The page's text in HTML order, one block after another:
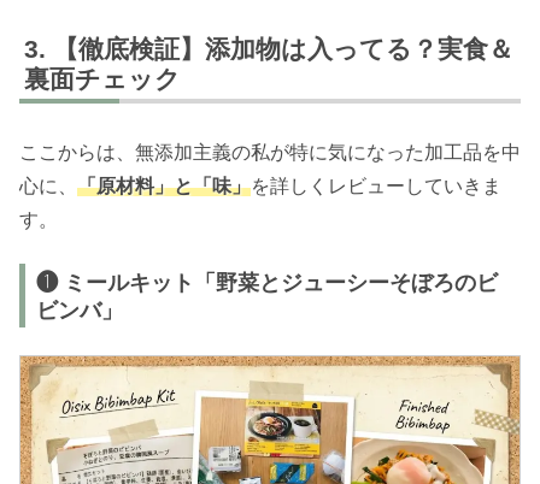
【徹底検証】添加物は入ってる？実食＆
裏面チェック
ここからは、無添加主義の私が特に気になった加工品を中
心に、 「原材料」と「味」を詳しくレビューしていきま
す。
❶ ミールキット「野菜とジューシーそぼろのビ
ビンバ」